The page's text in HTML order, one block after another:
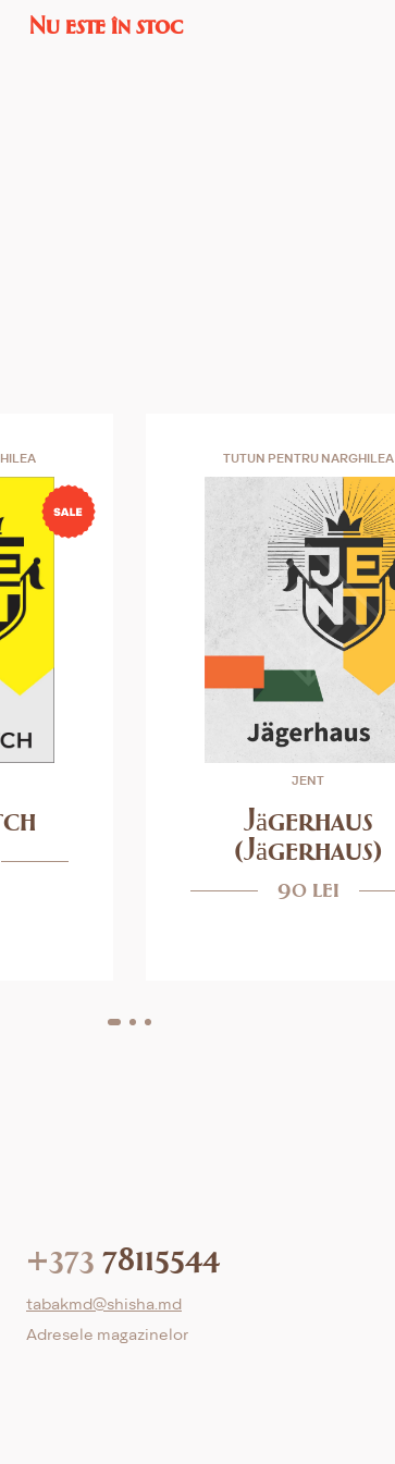
confortabil pentru piesa de gură.
Nu este în stoc
TUTUN PENTRU NARGHILEA
JENT
Jägerhaus
(Jägerhaus)
90 lei
+373 78115544
tabakmd@shisha.md
Adresele magazinelor